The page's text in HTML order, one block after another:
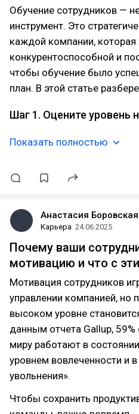
Обучение сотрудников —
инструмент. Это
каждой компании, которая
конкурентоспособной и
чтобы обучение было
план. В этой статье
Шаг 1. Оцените уровень
Показать полностью
Анастасия Боровская
Карьера 24.06.2025
Почему ваши
мотивацию и что с
Мотивация сотрудников
управлении компанией, но
высоком уровне
данным отчета Gallup,
миру работают в
уровнем вовлеченности и
увольнения».
Чтобы сохранить